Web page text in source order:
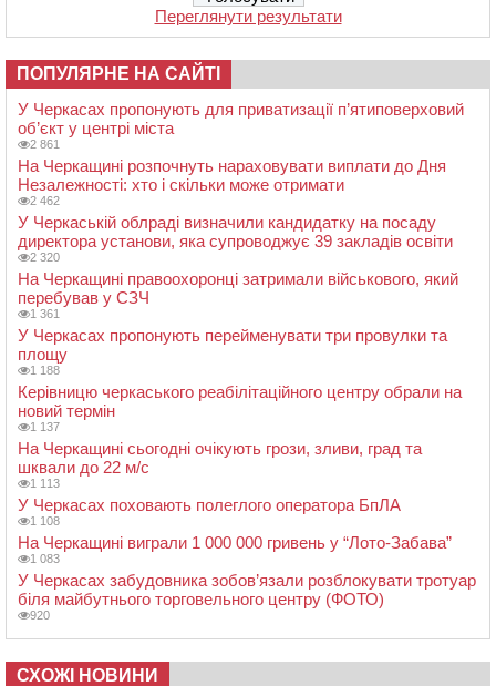
Переглянути результати
ПОПУЛЯРНЕ НА САЙТІ
У Черкасах пропонують для приватизації п’ятиповерховий
об’єкт у центрі міста
2 861
На Черкащині розпочнуть нараховувати виплати до Дня
Незалежності: хто і скільки може отримати
2 462
У Черкаській облраді визначили кандидатку на посаду
директора установи, яка супроводжує 39 закладів освіти
2 320
На Черкащині правоохоронці затримали військового, який
перебував у СЗЧ
1 361
У Черкасах пропонують перейменувати три провулки та
площу
1 188
Керівницю черкаського реабілітаційного центру обрали на
новий термін
1 137
На Черкащині сьогодні очікують грози, зливи, град та
шквали до 22 м/с
1 113
У Черкасах поховають полеглого оператора БпЛА
1 108
На Черкащині виграли 1 000 000 гривень у “Лото-Забава”
1 083
У Черкасах забудовника зобов’язали розблокувати тротуар
біля майбутнього торговельного центру (ФОТО)
920
СХОЖІ НОВИНИ